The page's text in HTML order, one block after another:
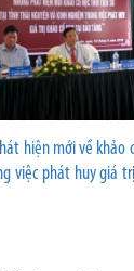
hiện mới về khảo
việc phát huy giá